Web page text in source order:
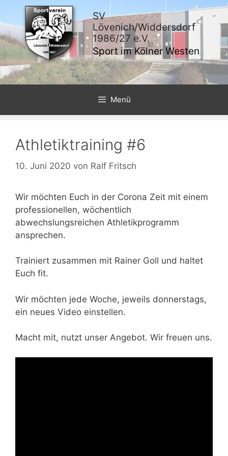
Inhalt
springen
SV
Lövenich/Widdersdorf
1986/27 e.V.
Sport im Kölner Westen
Menü
Athletiktraining #6
10. Juni 2020 von Ralf Fritsch
Wir möchten Euch in der Corona Zeit mit einem
professionellen, wöchentlich
abwechslungsreichen Athletikprogramm
ansprechen.
Trainiert zusammen mit Rainer Goll und haltet
Euch fit.
Wir möchten jede Woche, jeweils donnerstags,
ein neues Video einstellen.
Macht mit, nutzt unser Angebot. Wir freuen uns.